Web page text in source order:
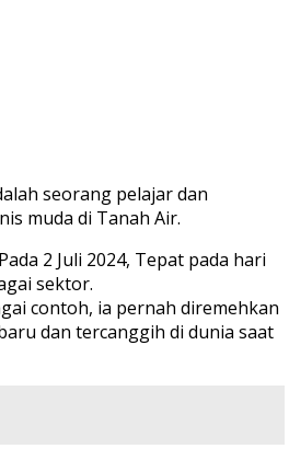
seorang pelajar dan
muda di Tanah Air.
2 Juli 2024, Tepat pada hari
sektor.
contoh, ia pernah diremehkan
dan tercanggih di dunia saat